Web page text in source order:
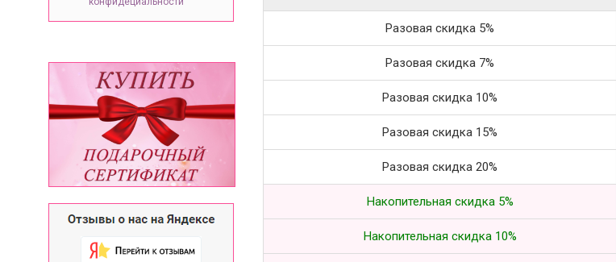
Разовая скидка 5%
Разовая скидка 7%
Разовая скидка 10%
Разовая скидка 15%
Разовая скидка 20%
Накопительная скидка 5%
Накопительная скидка 10%